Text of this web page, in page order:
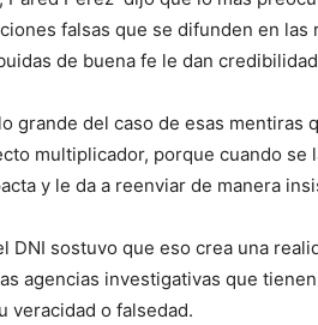
falsas que se difunden en
de buena fe le dan
grande del caso de esas mentiras
multiplicador, porque cuando se
y le da a reenviar de manera
DNI sostuvo que eso crea una
agencias investigativas que
veracidad o falsedad.